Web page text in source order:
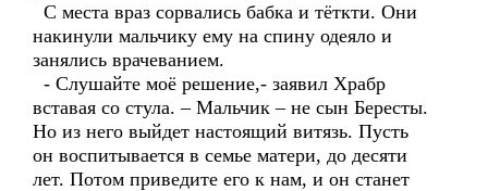
С места враз сорвались бабка и тёткти. Они
накинули мальчику ему на спину одеяло и
занялись врачеванием.
- Слушайте моё решение,- заявил Храбр
вставая со стула. – Мальчик – не сын Бересты.
Но из него выйдет настоящий витязь. Пусть
он воспитывается в семье матери, до десяти
лет. Потом приведите его к нам, и он станет